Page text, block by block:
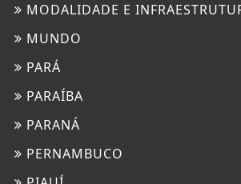
MODALIDADE E
MUNDO
PARÁ
PARAÍBA
PARANÁ
PERNAMBUCO